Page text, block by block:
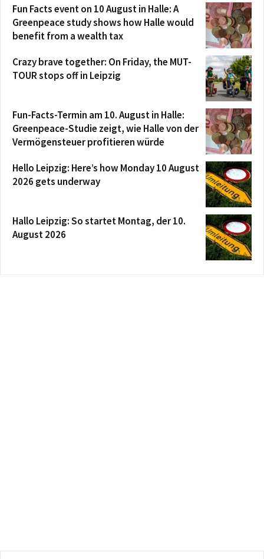
Fun Facts event on 10 August in Halle: A
Greenpeace study shows how Halle would
benefit from a wealth tax
Crazy brave together: On Friday, the MUT-
TOUR stops off in Leipzig
Fun-Facts-Termin am 10. August in Halle:
Greenpeace-Studie zeigt, wie Halle von der
Vermögensteuer profitieren würde
Hello Leipzig: Here’s how Monday 10 August
2026 gets underway
Hallo Leipzig: So startet Montag, der 10.
August 2026